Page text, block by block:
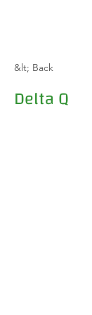
&lt; Back
Delta Q